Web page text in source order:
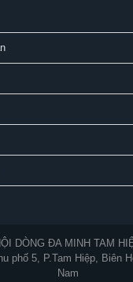
DÒNG ĐA MINH TAM
phố 5, P.Tam Hiệp, Biên
Nam